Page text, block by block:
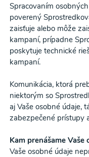
Spracovaním
poverený
zaisťuje alebo môže
kampaní, prípadne
poskytuje technické
kampaní.
Komunikácia, ktorá
niektorým so
aj Vaše osobné údaje,
zabezpečené prístupy
Kam prenášame Vaše
Vaše osobné údaje